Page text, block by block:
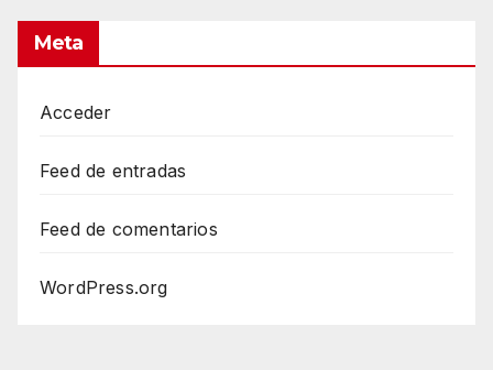
Meta
Acceder
Feed de entradas
Feed de comentarios
WordPress.org